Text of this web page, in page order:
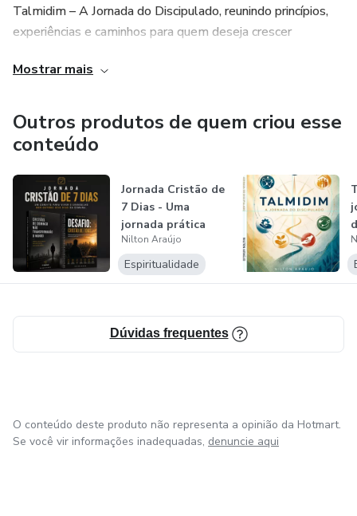
Talmidim – A Jornada do Discipulado, reunindo princípios,
experiências e caminhos para quem deseja crescer
e relevante para os dias atuais.
Mostrar mais
Outros produtos de quem criou esse
conteúdo
Jornada Cristão de
7 Dias - Uma
jornada prática
para viver J...
Nilton Araújo
Espiritualidade
Dúvidas frequentes
O conteúdo deste produto não representa a opinião da Hotmart.
Se você vir informações inadequadas, denuncie aqui